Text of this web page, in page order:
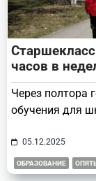
часов в
Через полтора
обучения для
05.12.2025
ОБРАЗОВАНИЕ